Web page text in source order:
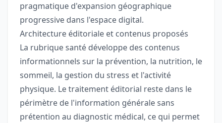
pragmatique d'expansion géographique
progressive dans l'espace digital.
Architecture éditoriale et contenus proposés
La rubrique santé développe des contenus
informationnels sur la prévention, la nutrition, le
sommeil, la gestion du stress et l'activité
physique. Le traitement éditorial reste dans le
périmètre de l'information générale sans
prétention au diagnostic médical, ce qui permet